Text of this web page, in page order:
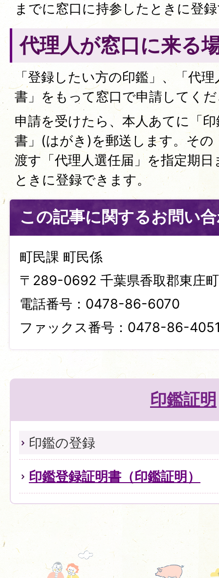
までに窓口に持参したときに登
代理人が窓口に来る
「登録したい方の印鑑」、「代
書」をもって窓口で申請してく
申請を受けたら、本人あてに「
書」(はがき)を郵送します。その
渡す「代理人選任届」を指定期
ときに登録できます。
この記事に関するお問い
町民課 町民係
〒289-0692 千葉県香取郡東庄
電話番号：0478-86-6070
ファックス番号：0478-86-
印鑑証明
印鑑の登録
印鑑登録証明書（印鑑証明）